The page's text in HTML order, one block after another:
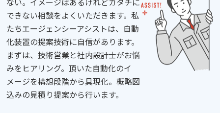
できない相談をよくいただきます。私
たちエージェンシーアシストは、自動
化装置の提案技術に自信があります。
まずは、技術営業と社内設計士がお悩
みをヒアリング。頂いた自動化のイ
メージを構想段階から具現化。概略図
込みの見積り提案から行います。